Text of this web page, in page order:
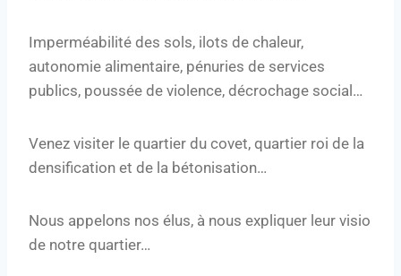
Imperméabilité des sols, ilots de chaleur,
autonomie alimentaire, pénuries de services
publics, poussée de violence, décrochage social…
Venez visiter le quartier du covet, quartier roi de la
densification et de la bétonisation…
Nous appelons nos élus, à nous expliquer leur visio
de notre quartier…